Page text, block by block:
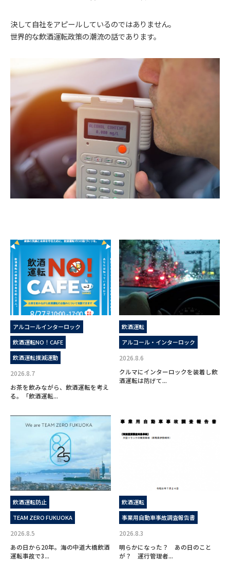
決して自社をアピールしているのではありません。
世界的な飲酒運転政策の潮流の話であります。
アルコールインターロック
飲酒運転NO！CAFE
飲酒運転撲滅運動
2026.8.7
お茶を飲みながら、飲酒運転を考え
る。「飲酒運転...
飲酒運転
アルコール・インターロック
2026.8.6
クルマにインターロックを装着し飲
酒運転は防げて...
飲酒運転防止
TEAM ZERO FUKUOKA
2026.8.5
あの日から20年。海の中道大橋飲酒
運転事故で3...
飲酒運転
事業用自動車事故調査報告書
2026.8.3
明らかになった？ あの日のこと
が？ 運行管理者...